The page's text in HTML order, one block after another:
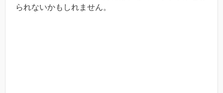
られないかもしれません。